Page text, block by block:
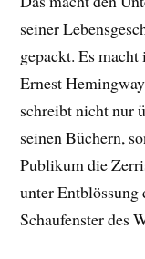
seiner
gepackt. Es
Ernest
schreibt nicht nur
seinen Büchern,
Publikum die
unter
Schaufenster des